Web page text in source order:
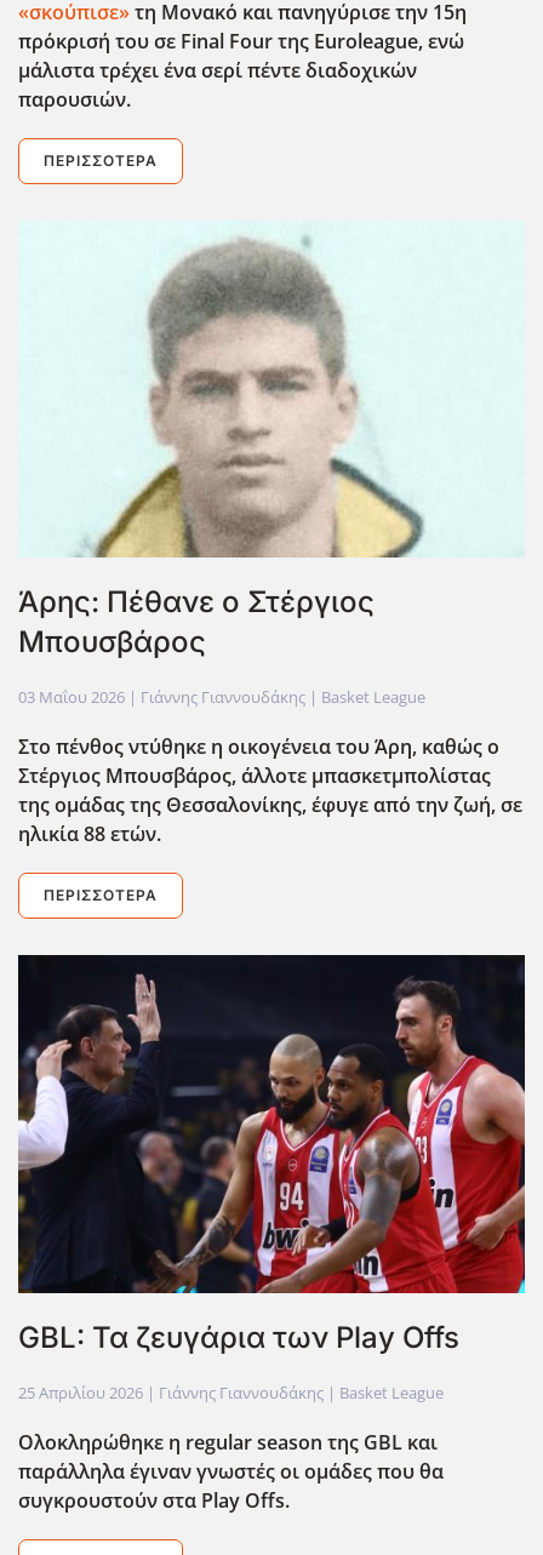
«σκούπισε»τη Μονακό και πανηγύρισε την 15η
πρ΄οκρισή του σε Final Four της Euroleague, ενώ
μάλιστα τρέχει ένα σερί πέντε διαδοχικών
παρουσιών.
ΠΕΡΙΣΣΌΤΕΡΑ
Άρης: Πέθανε ο Στέργιος
Μπουσβάρος
03 Μαΐου 2026 | Γιάννης Γιαννουδάκης | Basket League
Στο πένθος ντύθηκε η οικογένεια του Άρη, καθώς ο
Στέργιος Μπουσβάρος, άλλοτε μπασκετμπολίστας
της ομάδας της Θεσσαλονίκης, έφυγε από την ζωή, σε
ηλικία 88 ετών.
ΠΕΡΙΣΣΌΤΕΡΑ
GBL: Τα ζευγάρια των Play Offs
25 Απριλίου 2026 | Γιάννης Γιαννουδάκης | Basket League
Ολοκληρώθηκε η regularseason της GBL και
παράλληλα έγιναν γνωστές οι ομάδες που θα
συγκρουστούν στα Play Offs.